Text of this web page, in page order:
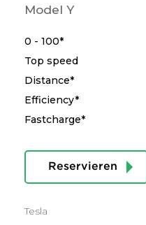
Model Y
0 - 100*
Top speed
Distance*
Efficiency*
Fastcharge*
Reservieren
Tesla